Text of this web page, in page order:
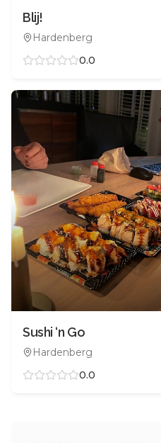
Blij!
Hardenberg
0.0
Sushi ‘n Go
Hardenberg
0.0